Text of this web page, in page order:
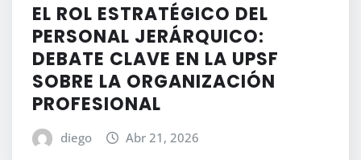
EL ROL ESTRATÉGICO DEL
PERSONAL JERÁRQUICO:
DEBATE CLAVE EN LA UPSF
SOBRE LA ORGANIZACIÓN
PROFESIONAL
diego Abr 21, 2026